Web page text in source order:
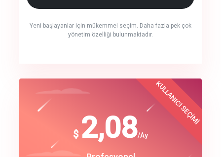
Yeni başlayanlar için mükemmel seçim. Daha fazla pek çok
yönetim özelliği bulunmaktadır.
crm auto cync
track energy costs
$ 2,08/Ay
KULLANICI SEÇİMİ
$
180
Best Choice